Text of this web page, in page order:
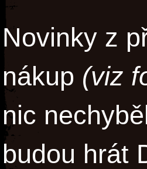
Novinky z
nákup (viz
nic
budou hrát